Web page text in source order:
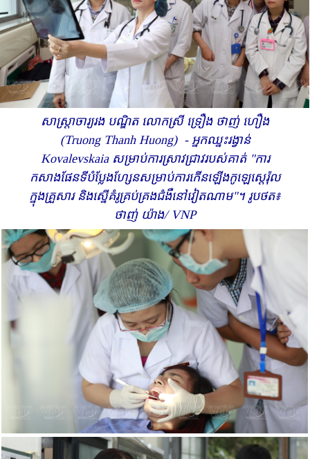
សាស្ត្រាចារ្យរង បណ្ឌិត លោកស្រី ទ្រឿង ថាញ់ ហឿង
(Truong Thanh Huong) - អ្នកឈ្នះរង្វាន់
Kovalevskaia សម្រាប់ការស្រាវជ្រាវរបស់គាត់ "ការ
កសាងផែនទីបំប្លែងហ្សែនសម្រាប់ការកើនឡើងកូឡេស្តេរ៉ុល
ក្នុងគ្រួសារ និងស្នើគំរូគ្រប់គ្រងជំងឺនៅវៀតណាម"។ រូបថត៖
ថាញ់ យ៉ាង/ VNP